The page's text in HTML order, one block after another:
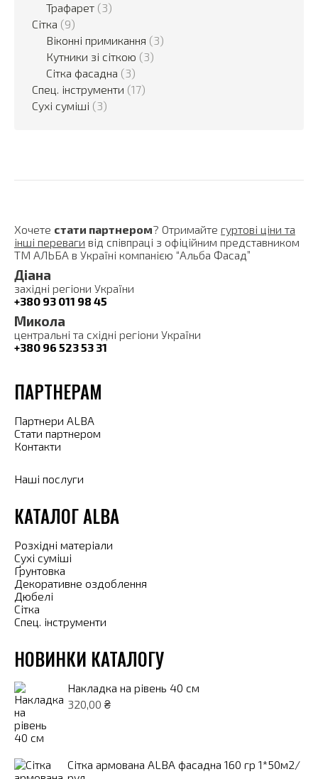
Трафарет (3)
Сітка (9)
Віконні примикання (3)
Кутники зі сіткою (3)
Сітка фасадна (3)
Спец. інструменти (17)
Сухі суміші (3)
Хочете стати партнером? Отримайте гуртові ціни та
інші переваги від співпраці з офіційним представником
ТМ АЛЬБА в Україні компанією “Альба Фасад”
Діана
західні регіони України
+380 93 011 98 45
Микола
центральні та східні регіони України
+380 96 523 53 31
ПАРТНЕРАМ
Партнери ALBA
Стати партнером
Контакти
Наші послуги
КАТАЛОГ ALBA
Розхідні матеріали
Сухі суміші
Ґрунтовка
Декоративне оздоблення
Дюбелі
Сітка
Спец. інструменти
НОВИНКИ КАТАЛОГУ
Накладка на рівень 40 см
320,00 ₴
Сітка армована ALBA фасадна 160 гр 1*50м2/